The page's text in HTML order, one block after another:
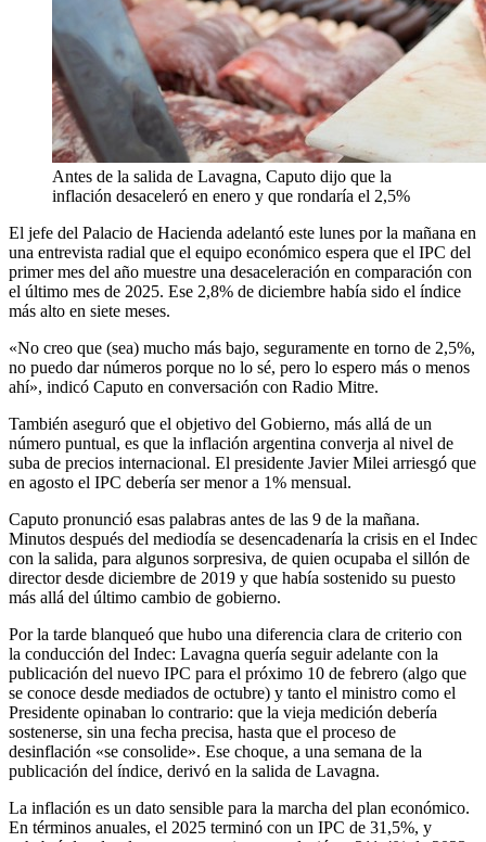
Antes de la salida de Lavagna, Caputo dijo que la
inflación desaceleró en enero y que rondaría el 2,5%
El jefe del Palacio de Hacienda adelantó este lunes por la mañana en
una entrevista radial que el equipo económico espera que el IPC del
primer mes del año muestre una desaceleración en comparación con
el último mes de 2025. Ese 2,8% de diciembre había sido el índice
más alto en siete meses.
«No creo que (sea) mucho más bajo, seguramente en torno de 2,5%,
no puedo dar números porque no lo sé, pero lo espero más o menos
ahí», indicó Caputo en conversación con Radio Mitre.
También aseguró que el objetivo del Gobierno, más allá de un
número puntual, es que la inflación argentina converja al nivel de
suba de precios internacional. El presidente Javier Milei arriesgó que
en agosto el IPC debería ser menor a 1% mensual.
Caputo pronunció esas palabras antes de las 9 de la mañana.
Minutos después del mediodía se desencadenaría la crisis en el Indec
con la salida, para algunos sorpresiva, de quien ocupaba el sillón de
director desde diciembre de 2019 y que había sostenido su puesto
más allá del último cambio de gobierno.
Por la tarde blanqueó que hubo una diferencia clara de criterio con
la conducción del Indec: Lavagna quería seguir adelante con la
publicación del nuevo IPC para el próximo 10 de febrero (algo que
se conoce desde mediados de octubre) y tanto el ministro como el
Presidente opinaban lo contrario: que la vieja medición debería
sostenerse, sin una fecha precisa, hasta que el proceso de
desinflación «se consolide». Ese choque, a una semana de la
publicación del índice, derivó en la salida de Lavagna.
La inflación es un dato sensible para la marcha del plan económico.
En términos anuales, el 2025 terminó con un IPC de 31,5%, y